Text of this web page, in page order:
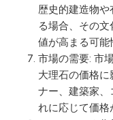
歴史的建造物
る場合、その
値が高まる可能
市場の需要: 市
大理石の価格
ナー、建築家、
れに応じて価格